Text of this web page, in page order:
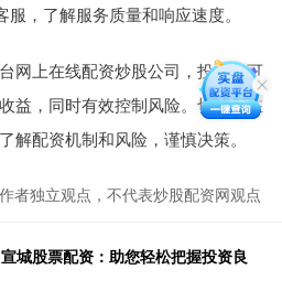
，了解服务质量和响应速度。
网上在线配资炒股公司，投资者可
益，同时有效控制风险。切记，在
解配资机制和风险，谨慎决策。
者独立观点，不代表炒股配资网观点
城股票配资：助您轻松把握投资良